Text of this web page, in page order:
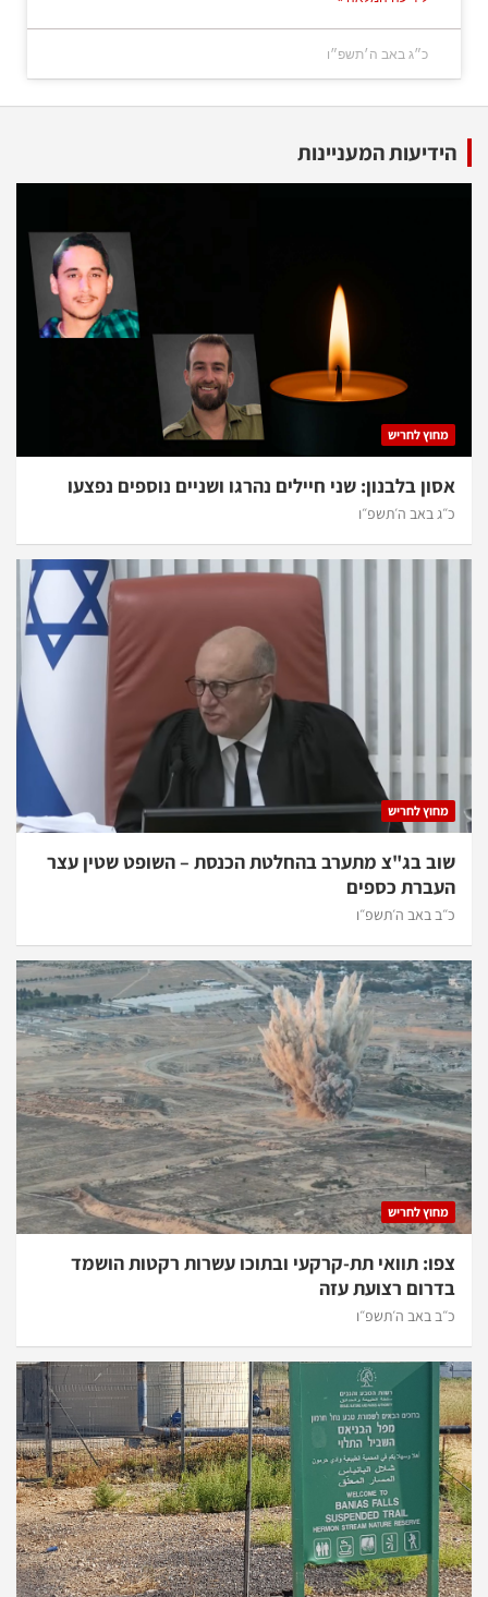
כ״ג באב ה׳תשפ״ו
הידיעות המעניינות
מחוץ לחריש
אסון בלבנון: שני חיילים נהרגו ושניים נוספים נפצעו
כ״ג באב ה׳תשפ״ו
מחוץ לחריש
שוב בג"צ מתערב בהחלטת הכנסת – השופט שטין עצר
העברת כספים
כ״ב באב ה׳תשפ״ו
מחוץ לחריש
צפו: תוואי תת-קרקעי ובתוכו עשרות רקטות הושמד
בדרום רצועת עזה
כ״ב באב ה׳תשפ״ו